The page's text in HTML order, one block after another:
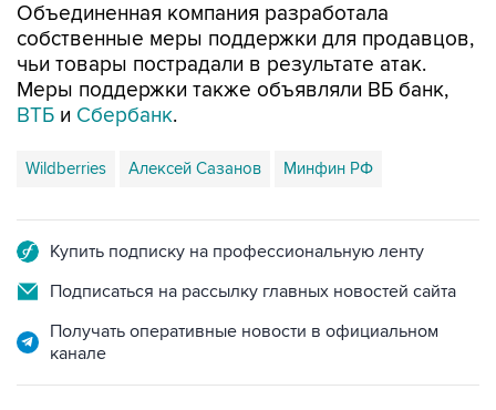
Объединенная компания разработала
собственные меры поддержки для продавцов,
чьи товары пострадали в результате атак.
Меры поддержки также объявляли ВБ банк,
ВТБ и Сбербанк.
Wildberries Алексей Сазанов Минфин РФ
Купить подписку на профессиональную ленту
Подписаться на рассылку главных новостей сайта
Получать оперативные новости в официальном
канале